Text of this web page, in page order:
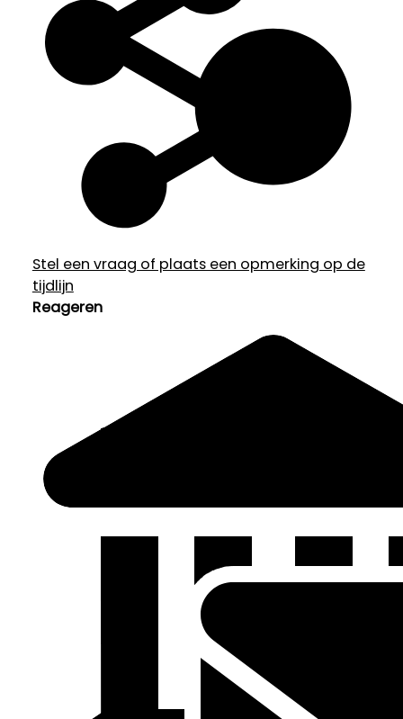
Stel een vraag of plaats een opmerking op de
tijdlijn
Reageren